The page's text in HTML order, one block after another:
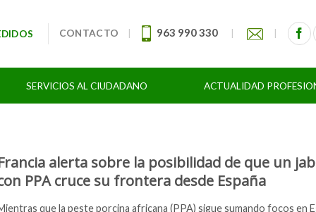
CONTACTO | 963 990 330 | |
SERVICIOS AL CIUDADANO ACTUALIDAD
alerta sobre la posibilidad de que un
PPA cruce su frontera desde España
que la peste porcina africana (PPA) sigue sumando focos en